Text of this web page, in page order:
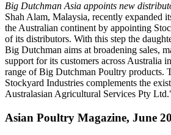
Big Dutchman Asia appoints new
Shah Alam, Malaysia, recently expanded
the Australian continent by appointing
of its distributors. With this step the
Big Dutchman aims at broadening sales,
support for its customers across Australia
range of Big Dutchman Poultry products.
Stockyard Industries complements the
Australasian Agricultural Services Pty
Asian Poultry Magazine, June